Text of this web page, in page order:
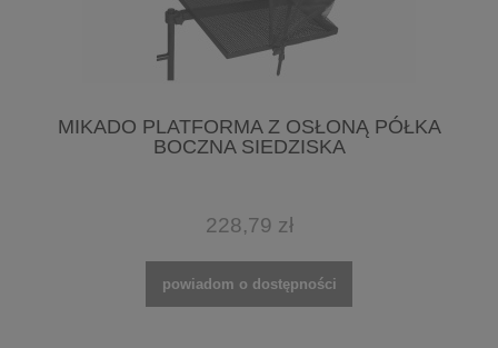
MIKADO PLATFORMA Z OSŁONĄ PÓŁKA
BOCZNA SIEDZISKA
228,79 zł
powiadom o dostępności